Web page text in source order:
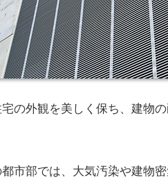
の外観を美しく保ち、建物
市部では、大気汚染や建物